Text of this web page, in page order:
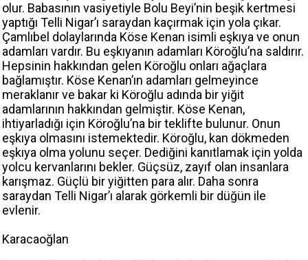
olur. Babasının vasiyetiyle Bolu Beyi’nin beşik kertmesi
yaptığı Telli Nigar’ı saraydan kaçırmak için yola çıkar.
Çamlıbel dolaylarında Köse Kenan isimli eşkıya ve onun
adamları vardır. Bu eşkıyanın adamları Köroğlu’na saldırır.
Hepsinin hakkından gelen Köroğlu onları ağaçlara
bağlamıştır. Köse Kenan’ın adamları gelmeyince
meraklanır ve bakar ki Köroğlu adında bir yiğit
adamlarının hakkından gelmiştir. Köse Kenan,
ihtiyarladığı için Köroğlu’na bir teklifte bulunur. Onun
eşkıya olmasını istemektedir. Köroğlu, kan dökmeden
eşkıya olma yolunu seçer. Dediğini kanıtlamak için yolda
yolcu kervanlarını bekler. Güçsüz, zayıf olan insanlara
karışmaz. Güçlü bir yiğitten para alır. Daha sonra
saraydan Telli Nigar’ı alarak görkemli bir düğün ile
evlenir.
Karacaoğlan